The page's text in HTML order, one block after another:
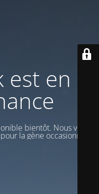
est en
bientôt. Nous vous
la gène occasionnée.